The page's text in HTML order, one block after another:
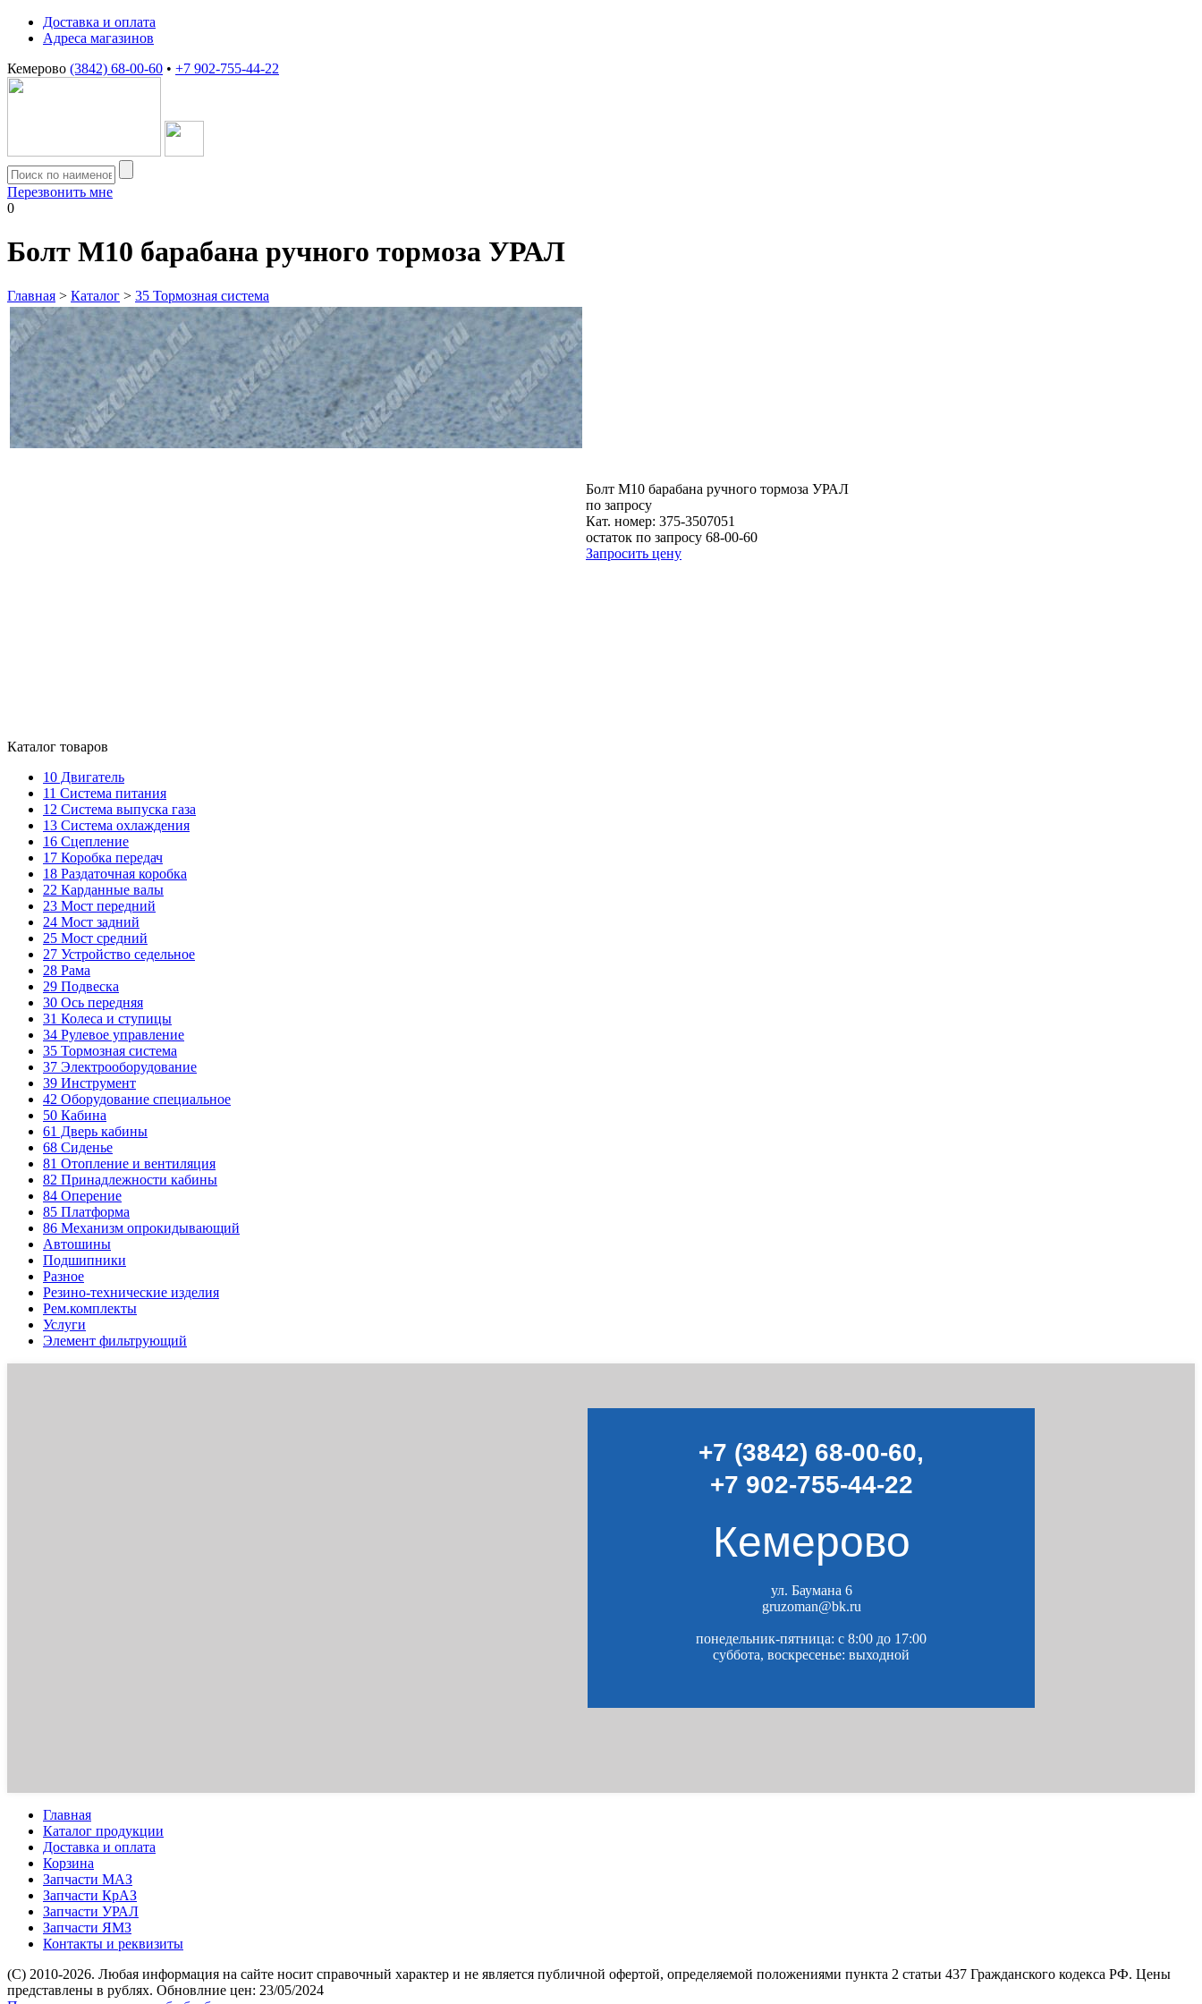
Доставка и оплата
Адреса магазинов
Кемерово (3842) 68-00-60 • +7 902-755-44-22
Перезвонить мне
0
Болт М10 барабана ручного тормоза УРАЛ
Главная > Каталог > 35 Тормозная система
Болт М10 барабана ручного тормоза УРАЛ
по запросу
Кат. номер: 375-3507051
остаток по запросу 68-00-60
Запросить цену
Каталог товаров
10 Двигатель
11 Система питания
12 Система выпуска газа
13 Система охлаждения
16 Сцепление
17 Коробка передач
18 Раздаточная коробка
22 Карданные валы
23 Мост передний
24 Мост задний
25 Мост средний
27 Устройство седельное
28 Рама
29 Подвеска
30 Ось передняя
31 Колеса и ступицы
34 Рулевое управление
35 Тормозная система
37 Электрооборудование
39 Инструмент
42 Оборудование специальное
50 Кабина
61 Дверь кабины
68 Сиденье
81 Отопление и вентиляция
82 Принадлежности кабины
84 Оперение
85 Платформа
86 Механизм опрокидывающий
Автошины
Подшипники
Разное
Резино-технические изделия
Рем.комплекты
Услуги
Элемент фильтрующий
+7 (3842) 68-00-60,
+7 902-755-44-22
Кемерово
ул. Баумана 6
gruzoman@bk.ru
понедельник-пятница: c 8:00 до 17:00
суббота, воскресенье: выходной
Главная
Каталог продукции
Доставка и оплата
Корзина
Запчасти МАЗ
Запчасти КрАЗ
Запчасти УРАЛ
Запчасти ЯМЗ
Контакты и реквизиты
(C) 2010-2026. Любая информация на сайте носит справочный характер и не является публичной офертой, определяемой положениями пункта 2 статьи 437 Гражданского кодекса РФ. Цены
представлены в рублях. Обновлние цен: 23/05/2024